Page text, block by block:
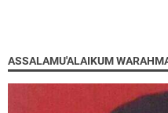
ASSALAMU'ALAIKUM